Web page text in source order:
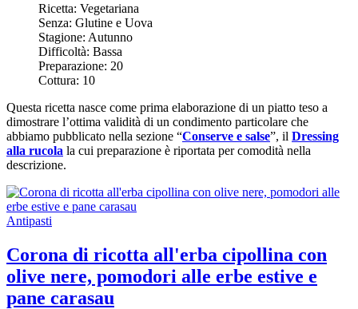
Ricetta: Vegetariana
Senza: Glutine e Uova
Stagione: Autunno
Difficoltà: Bassa
Preparazione: 20
Cottura: 10
Questa ricetta nasce come prima elaborazione di un piatto teso a
dimostrare l’ottima validità di un condimento particolare che
abbiamo pubblicato nella sezione “Conserve e salse”, il Dressing
alla rucola la cui preparazione è riportata per comodità nella
descrizione.
Antipasti
Corona di ricotta all'erba cipollina con
olive nere, pomodori alle erbe estive e
pane carasau